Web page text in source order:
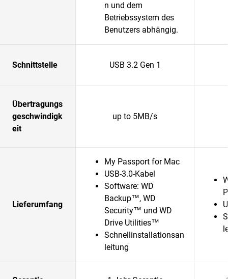
n und dem
Betriebssystem des
Benutzers abhängig.
Schnittstelle USB 3.2 Gen 1
Übertragungs
geschwindigk
eit
up to 5MB/s
Lieferumfang
My Passport for Mac
USB-3.0-Kabel
Software: WD
Backup™, WD
Security™ und WD
Drive Utilities™
Schnellinstallationsan
leitung